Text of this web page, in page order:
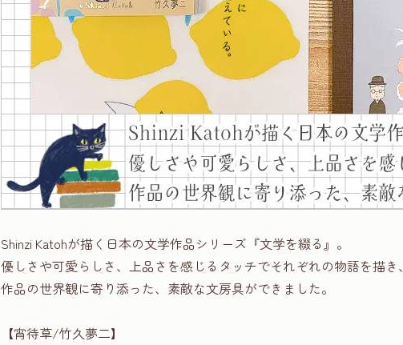
Shinzi Katohが描く日本の文学作品シリーズ『文学を綴る』。
優しさや可愛らしさ、上品さを感じるタッチでそれぞれの物語を描き、
作品の世界観に寄り添った、素敵な文房具ができました。
【宵待草/竹久夢二】